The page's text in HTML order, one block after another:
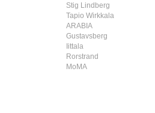
Stig Lindberg
Tapio Wirkkala
ARABIA
Gustavsberg
Iittala
Rorstrand
MoMA